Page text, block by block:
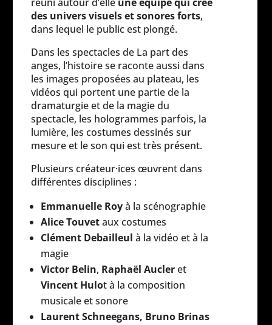
des univers visuels et sonores forts,
dans lequel le public est plongé.
Dans les spectacles de La part des
anges, l’histoire se raconte aussi dans
les images proposées au plateau, les
vidéos qui portent une partie de la
dramaturgie et de la magie du
spectacle, les hologrammes parfois, la
lumière, les costumes dessinés sur
mesure et le son qui est très présent.
Plusieurs créateur·ices œuvrent dans
différentes disciplines :
Emmanuelle Royà la scénographie
Alice Touvetaux costumes
Clément Debailleul à la vidéo et à la
magie
Victor Belin, Raphaël Aucleret
Vincent Hulot à la composition
musicale et sonore
Laurent Schneegans, Bruno Brinas